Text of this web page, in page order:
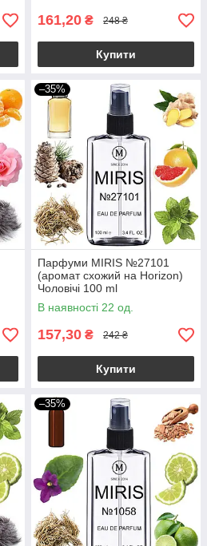
161,20 ₴ 248 ₴
Купити
–35%
Парфуми MIRIS №27101
(аромат схожий на Horizon)
Чоловічі 100 ml
В наявності 22 од.
157,30 ₴ 242 ₴
Купити
–35%